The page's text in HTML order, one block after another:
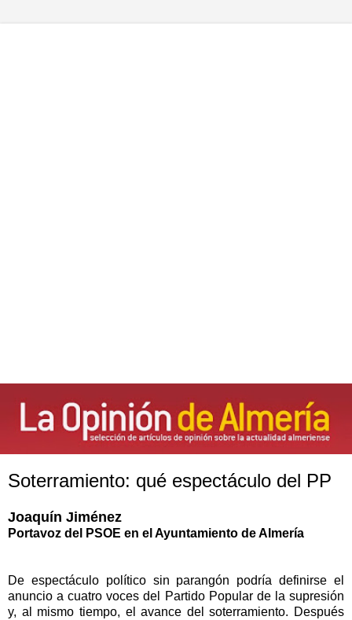
Soterramiento: qué espectáculo del PP
Joaquín Jiménez
Portavoz del PSOE en el Ayuntamiento de Almería
De espectáculo político sin parangón podría definirse el
anuncio a cuatro voces del Partido Popular de la supresión
y, al mismo tiempo, el avance del soterramiento. Después